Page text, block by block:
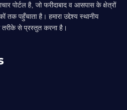
पोर्टल है, जो फरीदाबाद व आसपास के क्षेत्रों
तक पहुँचाता है। हमारा उद्देश्य स्थानीय
तरीके से प्रस्तुत करना है।